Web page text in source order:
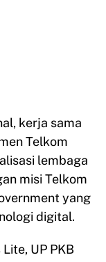
kerja sama
Telkom
lembaga
misi Telkom
yang
digital.
UP PKB